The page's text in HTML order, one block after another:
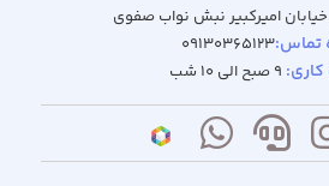
امیرکبیر نبش نواب صفوی
تماس:09130365123
9 صبح الی 10 شب